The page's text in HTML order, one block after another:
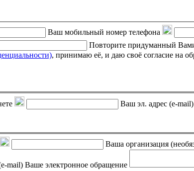
Ваш мобильный номер телефона
Повторите придуманный
, принимаю её, и даю своё согласие на обработку своих персональных данных (фамилии, имени,
Ваш эл. адрес (e-mail)
Ваша организация
mail) Ваше электронное обращение